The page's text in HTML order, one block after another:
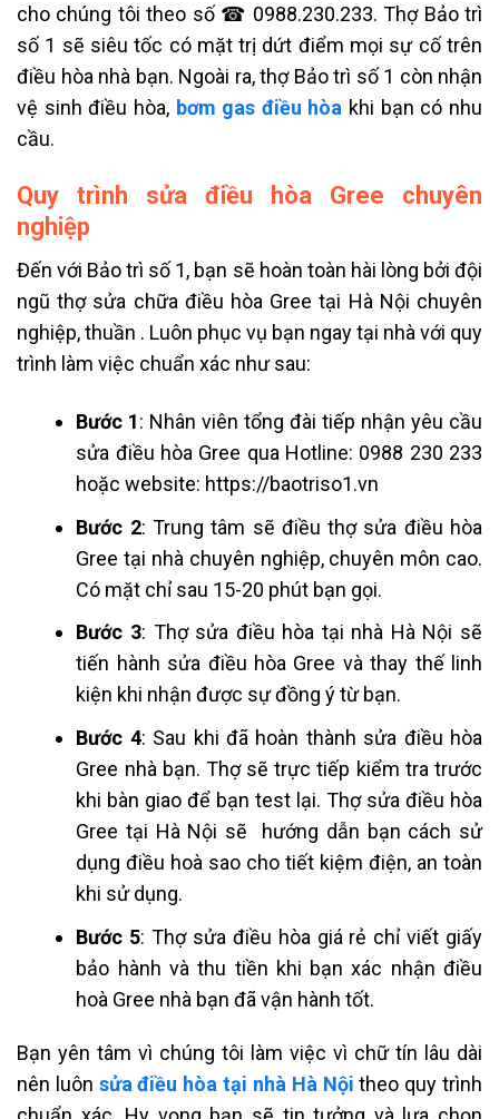
cho chúng tôi theo số ☎ 0988.230.233. Thợ Bảo trì
số 1 sẽ siêu tốc có mặt trị dứt điểm mọi sự cố trên
điều hòa nhà bạn. Ngoài ra, thợ Bảo trì số 1 còn nhận
vệ sinh điều hòa, bơm gas điều hòa khi bạn có nhu
cầu.
Quy trình sửa điều hòa Gree chuyên
nghiệp
Đến với Bảo trì số 1, bạn sẽ hoàn toàn hài lòng bởi đội
ngũ thợ sửa chữa điều hòa Gree tại Hà Nội chuyên
nghiệp, thuần . Luôn phục vụ bạn ngay tại nhà với quy
trình làm việc chuẩn xác như sau:
Bước 1: Nhân viên tổng đài tiếp nhận yêu cầu
sửa điều hòa Gree qua Hotline: 0988 230 233
hoặc website: https://baotriso1.vn
Bước 2: Trung tâm sẽ điều thợ sửa điều hòa
Gree tại nhà chuyên nghiệp, chuyên môn cao.
Có mặt chỉ sau 15-20 phút bạn gọi.
Bước 3: Thợ sửa điều hòa tại nhà Hà Nội sẽ
tiến hành sửa điều hòa Gree và thay thế linh
kiện khi nhận được sự đồng ý từ bạn.
Bước 4: Sau khi đã hoàn thành sửa điều hòa
Gree nhà bạn. Thợ sẽ trực tiếp kiểm tra trước
khi bàn giao để bạn test lại. Thợ sửa điều hòa
Gree tại Hà Nội sẽ hướng dẫn bạn cách sử
dụng điều hoà sao cho tiết kiệm điện, an toàn
khi sử dụng.
Bước 5: Thợ sửa điều hòa giá rẻ chỉ viết giấy
bảo hành và thu tiền khi bạn xác nhận điều
hoà Gree nhà bạn đã vận hành tốt.
Bạn yên tâm vì chúng tôi làm việc vì chữ tín lâu dài
nên luôn sửa điều hòa tại nhà Hà Nội theo quy trình